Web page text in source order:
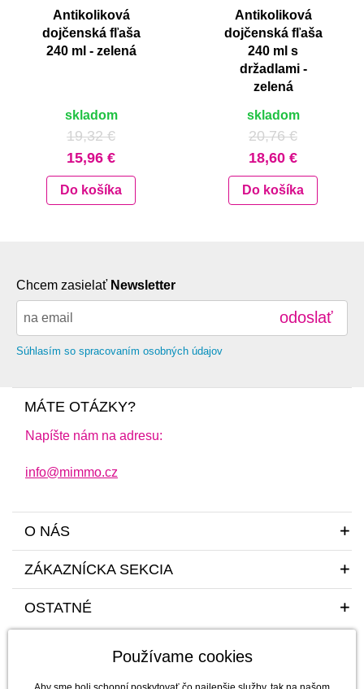
Antikoliková
dojčenská fľaša
240 ml - zelená
skladom
19,32 €
15,96 €
Do košíka
Antikoliková
dojčenská fľaša
240 ml s
držadlami -
zelená
skladom
20,76 €
18,60 €
Do košíka
Chcem zasielať Newsletter
odoslať
Súhlasím so spracovaním osobných údajov
MÁTE OTÁZKY?
Napíšte nám na adresu:
info@mimmo.cz
O NÁS
ZÁKAZNÍCKA SEKCIA
OSTATNÉ
Používame cookies